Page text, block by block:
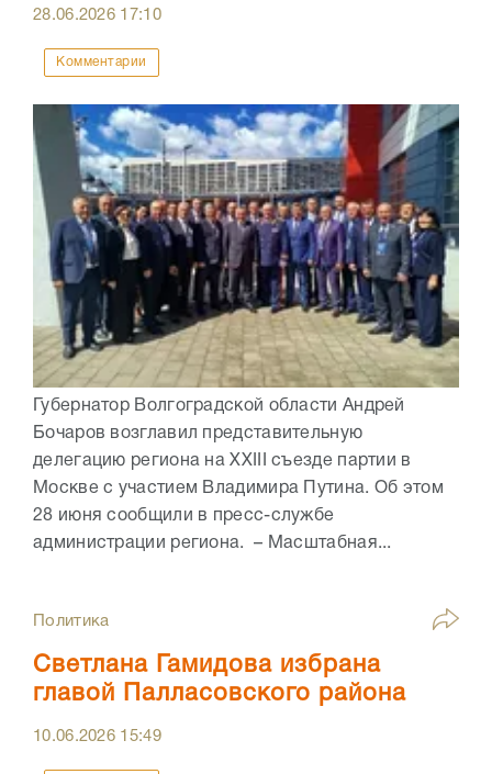
28.06.2026 17:10
Комментарии
Губернатор Волгоградской области Андрей
Бочаров возглавил представительную
делегацию региона на XXIII съезде партии в
Москве с участием Владимира Путина. Об этом
28 июня сообщили в пресс-службе
администрации региона. – Масштабная...
Политика
Светлана Гамидова избрана
главой Палласовского района
10.06.2026 15:49